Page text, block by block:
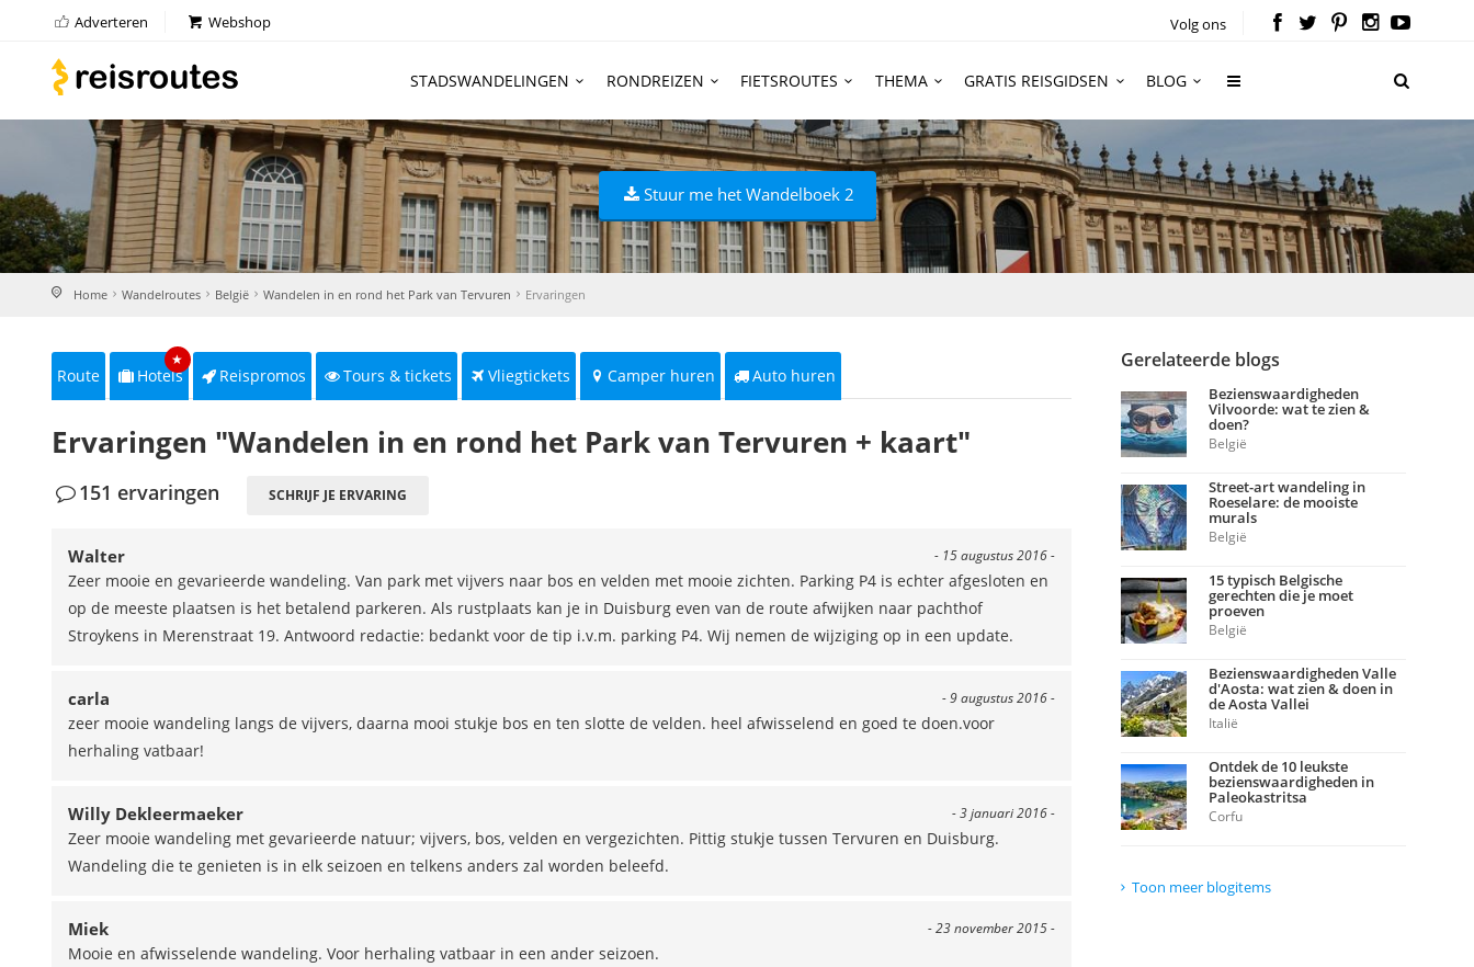
Adverteren Webshop Volg ons
STADSWANDELINGEN RONDREIZEN FIETSROUTES THEMA GRATIS REISGIDSEN BLOG
Stuur me het Wandelboek 2
Home Wandelroutes België Wandelen in en rond het Park van Tervuren Ervaringen
Route Hotels
★
Reispromos Tours & tickets Vliegtickets Camper huren Auto huren
Ervaringen "Wandelen in en rond het Park van Tervuren + kaart"
151 ervaringen SCHRIJF JE ERVARING
- 15 augustus 2016 -
Walter
Zeer mooie en gevarieerde wandeling. Van park met vijvers naar bos en velden met mooie zichten. Parking P4 is echter afgesloten en
op de meeste plaatsen is het betalend parkeren. Als rustplaats kan je in Duisburg even van de route afwijken naar pachthof
Stroykens in Merenstraat 19. Antwoord redactie: bedankt voor de tip i.v.m. parking P4. Wij nemen de wijziging op in een update.
- 9 augustus 2016 -
carla
zeer mooie wandeling langs de vijvers, daarna mooi stukje bos en ten slotte de velden. heel afwisselend en goed te doen.voor
herhaling vatbaar!
- 3 januari 2016 -
Willy Dekleermaeker
Zeer mooie wandeling met gevarieerde natuur; vijvers, bos, velden en vergezichten. Pittig stukje tussen Tervuren en Duisburg.
Wandeling die te genieten is in elk seizoen en telkens anders zal worden beleefd.
- 23 november 2015 -
Miek
Mooie en afwisselende wandeling. Voor herhaling vatbaar in een ander seizoen.
Gerelateerde blogs
Bezienswaardigheden
Vilvoorde: wat te zien &
doen?
België
Street-art wandeling in
Roeselare: de mooiste
murals
België
15 typisch Belgische
gerechten die je moet
proeven
België
Bezienswaardigheden Valle
d'Aosta: wat zien & doen in
de Aosta Vallei
Italië
Ontdek de 10 leukste
bezienswaardigheden in
Paleokastritsa
Corfu
Toon meer blogitems